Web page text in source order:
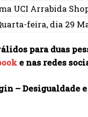
UCI Arrabida
feira, dia 29
para duas
e nas redes
– Desigualdade